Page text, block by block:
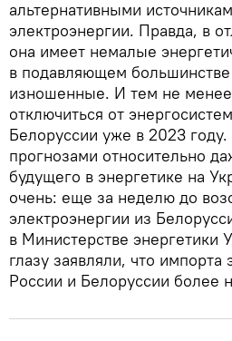
альтернативными
электроэнергии. Правда, в
она имеет немалые
в подавляющем
изношенные. И тем не
отключиться от
Белоруссии уже в 2023
прогнозами относительно
будущего в энергетике на
очень: еще за неделю до
электроэнергии из
в Министерстве энергетики
глазу заявляли, что импорта
России и Белоруссии более